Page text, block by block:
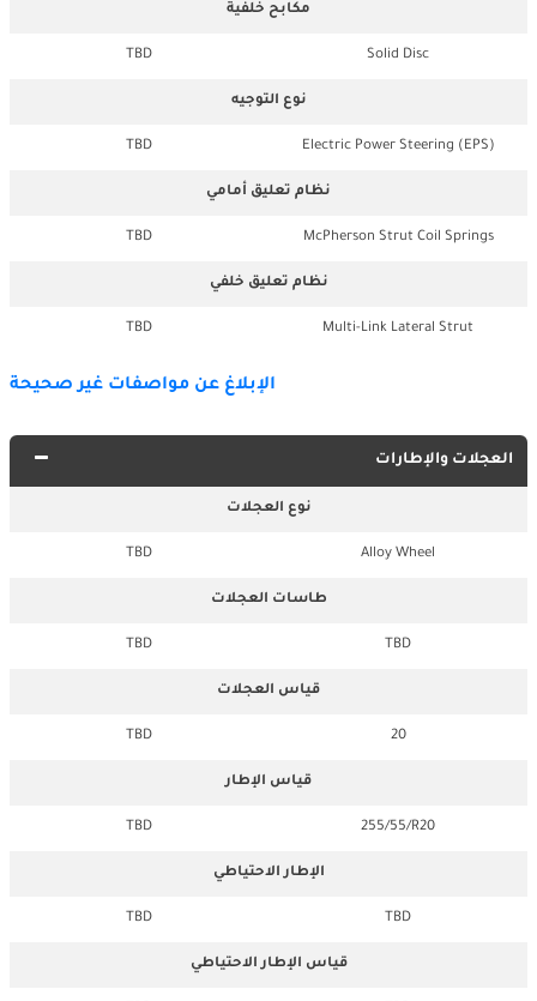
مكابح خلفية
Solid Disc
TBD
نوع التوجيه
Electric Power Steering (EPS)
TBD
نظام تعليق أمامي
McPherson Strut Coil Springs
TBD
نظام تعليق خلفي
Multi-Link Lateral Strut
TBD
الإبلاغ عن مواصفات غير صحيحة
العجلات والإطارات
نوع العجلات
Alloy Wheel
TBD
طاسات العجلات
TBD
TBD
قياس العجلات
20
TBD
قياس الإطار
255/55/R20
TBD
الإطار الاحتياطي
TBD
TBD
قياس الإطار الاحتياطي